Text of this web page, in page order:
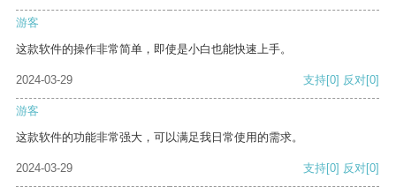
游客
这款软件的操作非常简单，即使是小白也能快速上手。
2024-03-29 支持[0] 反对[0]
游客
这款软件的功能非常强大，可以满足我日常使用的需求。
2024-03-29 支持[0] 反对[0]